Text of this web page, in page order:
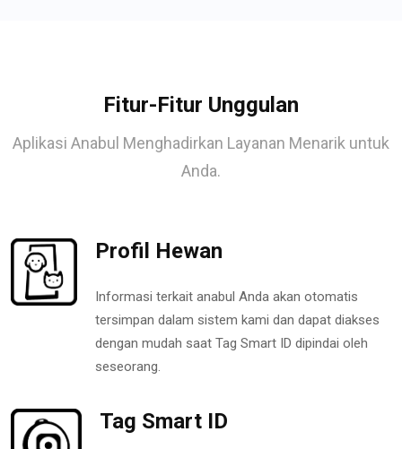
Fitur-Fitur Unggulan
Aplikasi Anabul Menghadirkan Layanan Menarik untuk
Anda.
Profil Hewan
Informasi terkait anabul Anda akan otomatis
tersimpan dalam sistem kami dan dapat diakses
dengan mudah saat Tag Smart ID dipindai oleh
seseorang.
Tag Smart ID